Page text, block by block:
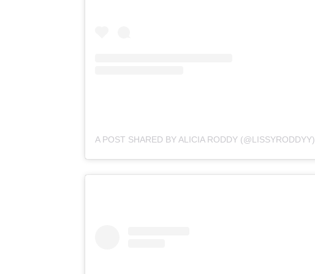
A POST SHARED BY ALICIA RODDY (@LISSYRODDYY)